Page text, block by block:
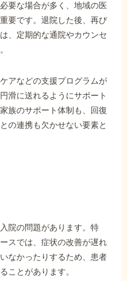
要な場合が多く、地域の医
要です。退院した後、再び
、定期的な通院やカウンセ
アなどの支援プログラムが
滑に送れるようにサポート
族のサポート体制も、回復
の連携も欠かせない要素と
院の問題があります。特
スでは、症状の改善が遅れ
なかったりするため、患者
ことがあります。